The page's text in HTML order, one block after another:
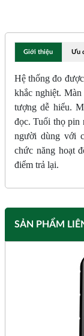
Giới thiệu Ưu
Hệ thống đo
khắc nghiệt.
tượng dễ hiểu.
đọc. Tuổi thọ pin
người dùng với
chức năng hoạt
điểm trả lại.
SẢN PHẨM